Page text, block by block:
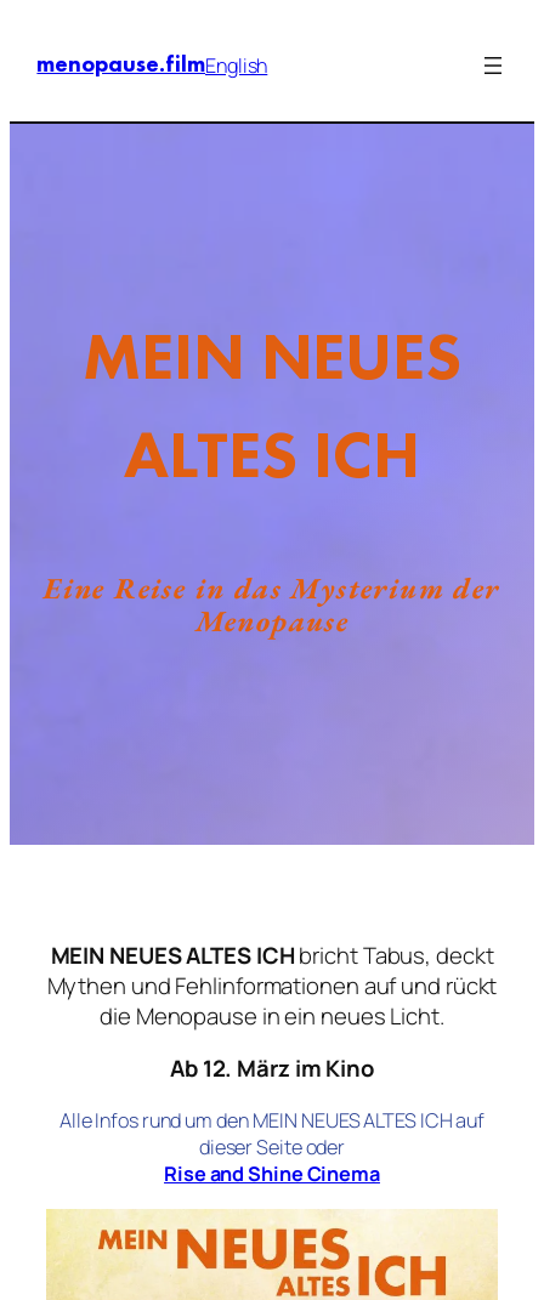
Inhalt
springen
menopause.filmEnglish
MEIN NEUES
ALTES ICH
Eine Reise in das Mysterium der
Menopause
MEIN NEUES ALTES ICHbricht Tabus, deckt
Mythen und Fehlinformationen auf und rückt
die Menopause in ein neues Licht.
Ab 12. März im Kino
Alle Infos rund um den MEIN NEUES ALTES ICH auf
dieser Seite oder
Rise and Shine Cinema